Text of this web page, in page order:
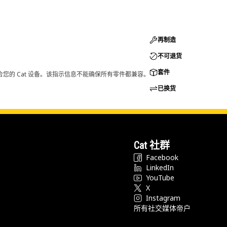
的 Cat 设备。该指示信息不能确保所有零件都兼容。
再制造
不可退货
套件
已换货
Cat 社群
Facebook
LinkedIn
YouTube
X
Instagram
所有社交媒体帝户